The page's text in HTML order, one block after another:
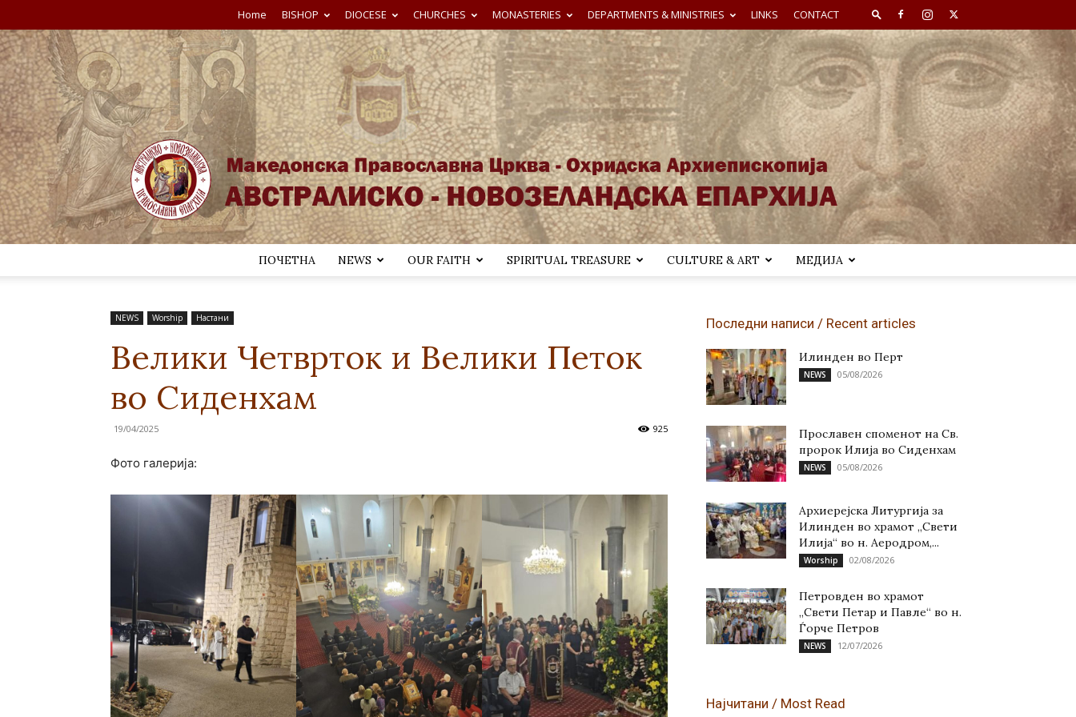
Home BISHOP DIOCESE CHURCHES MONASTERIES DEPARTMENTS & MINISTRIES LINKS CONTACT
Епархија
ПОЧЕТНА NEWS OUR FAITH SPIRITUAL TREASURE CULTURE & ART МЕДИЈА
NEWS Worship Настани
Велики Четврток и Велики Петок
во Сиденхам
19/04/2025 925
Фото галерија:
Последни написи / Recent articles
Илинден во Перт
NEWS 05/08/2026
Прославен споменот на Св.
пророк Илија во Сиденхам
NEWS 05/08/2026
Архиерејска Литургија за
Илинден во храмот „Свети
Илија“ во н. Аеродром,...
Worship 02/08/2026
Петровден во храмот
„Свети Петар и Павле“ во н.
Ѓорче Петров
NEWS 12/07/2026
Најчитани / Most Read